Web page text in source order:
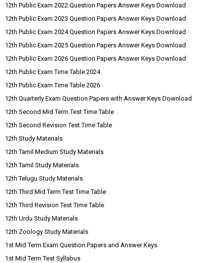
12th Public Exam 2022 Question Papers Answer Keys Download
12th Public Exam 2023 Question Papers Answer Keys Download
12th Public Exam 2024 Question Papers Answer Keys Download
12th Public Exam 2025 Question Papers Answer Keys Download
12th Public Exam 2026 Question Papers Answer Keys Download
12th Public Exam Time Table 2024
12th Public Exam Time Table 2026
12th Quarterly Exam Question Papers with Answer Keys Download
12th Second Mid Term Test Time Table
12th Second Revision Test Time Table
12th Study Materials
12th Tamil Medium Study Materials
12th Tamil Study Materials
12th Telugu Study Materials
12th Third Mid Term Test Time Table
12th Third Revision Test Time Table
12th Urdu Study Materials
12th Zoology Study Materials
1st Mid Term Exam Question Papers and Answer Keys
1st Mid Term Test Syllabus